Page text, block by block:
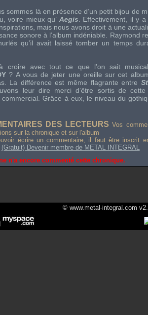
sommes là en présence d’un petit bijou de
voire mieux qu’ Aegis . Effectivement, il y
mais nous avons droit à une
sonore à l’album indéniable. Raymond
qu’il avait laissé tomber un temps
croire avec tout ce que l’on sait
? A vous de jeter une oreille sur cet
La différence est même flagrante entre
leur dire merci d’être sortis de cette
commercial. Grâce à eux, le niveau du
DES LECTEURS Vos
sur la chronique et sur l'album
écrire un commentaire, il faut être inscrit
(Gratuit) Devenir membre de METAL INTEGRAL
n'a encore commenté cette chronique.
© www.metal-integral.com